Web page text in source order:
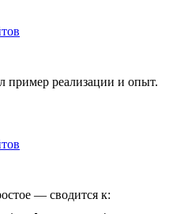
пример реализации и опыт.
— сводится к: